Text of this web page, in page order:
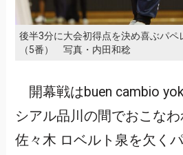
後半3分に大会初得点を決め喜ぶパペ
（5番） 写真・内田和稔
開幕戦はbuen cambio
シアル品川の間でおこな
佐々木 ロベルト泉を欠く